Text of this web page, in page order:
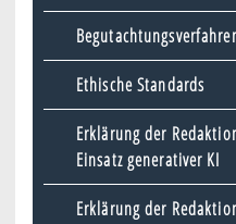
Ethische Standards
Erklärung der
Einsatz generativer KI
Erklärung der